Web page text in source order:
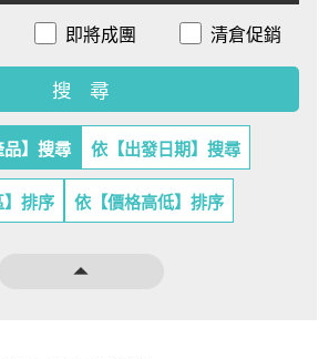
即將成團 清倉促銷
品】搜尋 依【出發日期】搜尋
】排序 依【價格高低】排序
arrow_drop_up